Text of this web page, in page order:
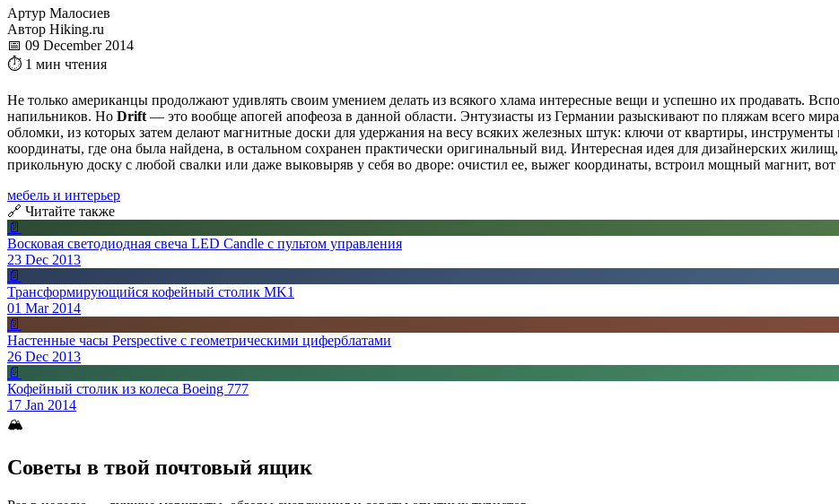
Артур Малосиев
Автор Hiking.ru
📅 09 December 2014
⏱ 1 мин чтения
Не только американцы продолжают удивлять своим умением делать из всякого хлама интересные вещи и успешно их продавать.
напильников. Но Drift — это вообще апогей апофеоза в данной области. Энтузиасты из Германии разыскивают по пляжам всего
обломки, из которых затем делают магнитные доски для удержания на весу всяких железных штук: ключи от квартиры,
координаты, где она была найдена, в остальном сохранен практически оригинальный вид. Интересная идея для дизайнерских
прикольную доску с любой свалки или даже выковыряв у себя во дворе: очистил ее, выжег координаты, встроил мощный магнит, вот
мебель и интерьер
🔗 Читайте также
📄
Восковая светодиодная свеча LED Candle с пультом управления
23 Dec 2013
📄
Трансформирующийся кофейный столик MK1
01 Mar 2014
📄
Настенные часы Perspective с геометрическими циферблатами
26 Dec 2013
📄
Кофейный столик из колеса Boeing 777
17 Jan 2014
🏔
Советы в твой почтовый ящик